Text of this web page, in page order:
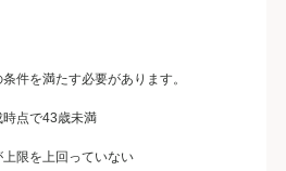
件を満たす必要があります。
時点で43歳未満
上限を上回っていない